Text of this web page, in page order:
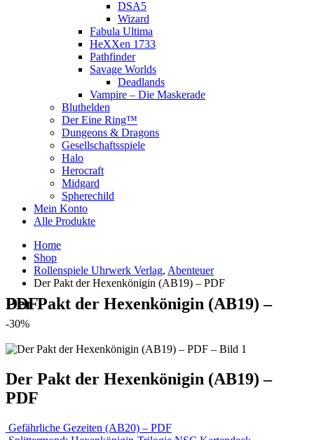
DSA5
Wizard
Fabula Ultima
HeXXen 1733
Pathfinder
Savage Worlds
Deadlands
Vampire – Die Maskerade
Bluthelden
Der Eine Ring™
Dungeons & Dragons
Gesellschaftsspiele
Halo
Herocraft
Midgard
Spherechild
Mein Konto
Alle Produkte
Home
Shop
Rollenspiele Uhrwerk Verlag, Abenteuer
Der Pakt der Hexenkönigin (AB19) – PDF
Der Pakt der Hexenkönigin (AB19) – PDF
-30%
Der Pakt der Hexenkönigin (AB19) –
PDF
Gefährliche Gezeiten (AB20) – PDF